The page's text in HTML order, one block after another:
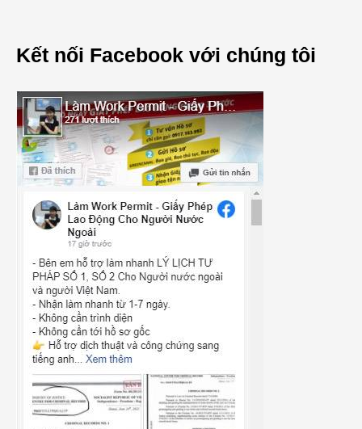
Kết nối Facebook với chúng tôi